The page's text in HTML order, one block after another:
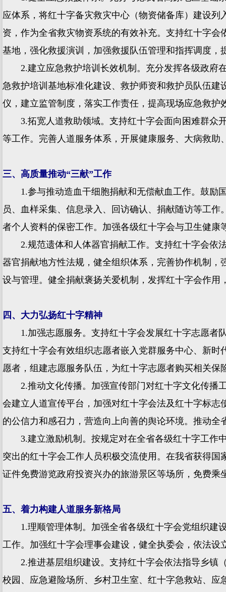
应体系，将红十字备灾救灾中心（物资储备库）建设
资，作为全省救灾物资系统的有效补充。支持红十字
基地，强化救援演训，加强救援队伍管理和指挥调度，
2.建立应急救护培训长效机制。充分发挥各级政府在
急救护培训基地标准化建设、救护师资和救护员队伍
仪，建立监管制度，落实工作责任，提高现场应急救护
3.拓宽人道救助领域。支持红十字会面向困难群众开
等工作。完善人道服务体系，开展健康服务、大病救
三、高质量推动“三献”工作
1.参与推动造血干细胞捐献和无偿献血工作。鼓励国
员、血样采集、信息录入、回访确认、捐献随访等工
者个人资料的保密工作。加强各级红十字会与卫生健
2.规范遗体和人体器官捐献工作。支持红十字会依法
器官捐献地方性法规，健全组织体系，完善协作机制
设与管理。健全捐献褒扬关爱机制，发挥红十字会作
四、大力弘扬红十字精神
1.加强志愿服务。支持红十字会发展红十字志愿者队
支持红十字会有效组织志愿者嵌入党群服务中心、新
愿者，组建志愿服务队伍，为红十字志愿者购买相关
2.推动文化传播。加强宣传部门对红十字文化传播工
会建立人道宣传平台，加强对红十字会法及红十字标
的公信力和感召力，营造向上向善的舆论环境。推动
3.建立激励机制。按规定对在全省各级红十字工作中
突出的红十字会工作人员积极交流使用。在我省获得
证件免费游览政府投资兴办的旅游景区等场所，免费
五、着力构建人道服务新格局
1.理顺管理体制。加强全省各级红十字会党组织建设
工作。加强红十字会理事会建设，健全执委会，依法
2.推进基层组织建设。支持红十字会依法指导乡镇（
校园、应急避险场所、乡村卫生室、红十字急救站、